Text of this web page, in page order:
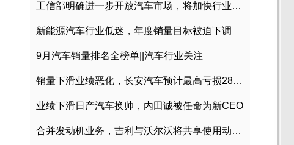
工信部明确进一步开放汽车市场，将加快行业兼并重组
新能源汽车行业低迷，年度销量目标被迫下调
9月汽车销量排名全榜单||汽车行业关注
销量下滑业绩恶化，长安汽车预计最高亏损28亿元
业绩下滑日产汽车换帅，内田诚被任命为新CEO
合并发动机业务，吉利与沃尔沃将共享使用动力总成